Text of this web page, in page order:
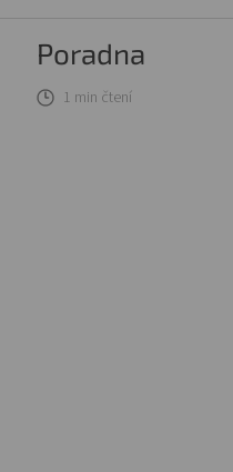
Poradna
1 min čtení